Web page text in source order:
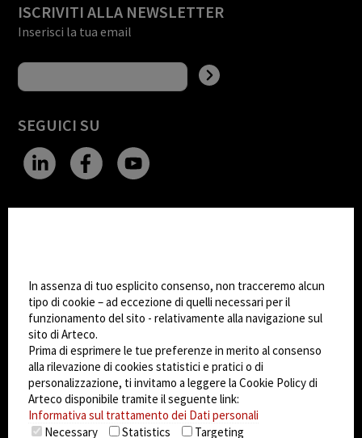
ISCRIVITI ALLA NEWSLETTER
Inserisci la tua email
SEGUICI SU
Dark Mode
© 2026Arteco srl - Società soggetta a direzione
e coordinamento di KRENOVA SRL (Società a
socio unico)
Partita IVA: 02814270399 - Sede Legale: Via Pana
180, 48018 Faenza (RA) Italy - REA: RA - 261533 -
Capitale sociale sottoscritto: €100.000,00
In assenza di tuo esplicito consenso, non tracceremo alcun
tipo di cookie – ad eccezione di quelli necessari per il
funzionamento del sito - relativamente alla navigazione sul
sito di Arteco.
Prima di esprimere le tue preferenze in merito al consenso
alla rilevazione di cookies statistici e pratici o di
personalizzazione, ti invitamo a leggere la Cookie Policy di
Arteco disponibile tramite il seguente link:
Informativa sul trattamento dei Dati personali
Necessary
Statistics Targeting